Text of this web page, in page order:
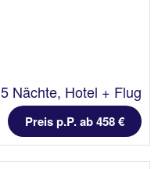
5 Nächte, Hotel + Flug
Preis p.P. ab 458 €